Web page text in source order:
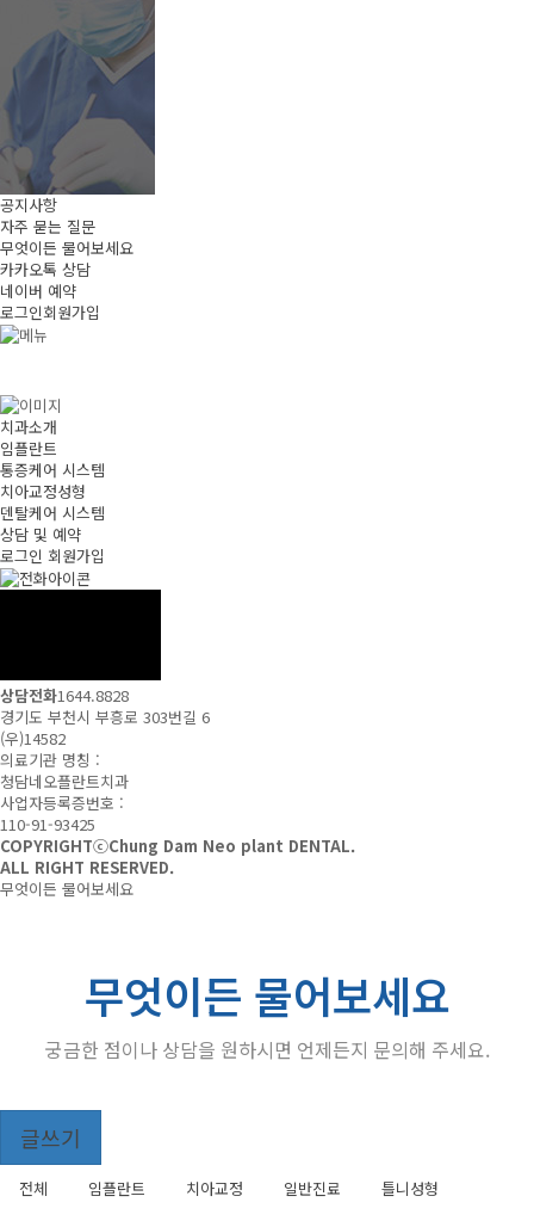
공지사항
자주 묻는 질문
무엇이든 물어보세요
카카오톡 상담
네이버 예약
로그인회원가입
치과소개
임플란트
통증케어 시스템
치아교정성형
덴탈케어 시스템
상담 및 예약
로그인 회원가입
상담전화1644.8828
경기도 부천시 부흥로 303번길 6
(우)14582
의료기관 명칭 :
청담네오플란트치과
사업자등록증번호 :
110-91-93425
COPYRIGHTⓒChung Dam Neo plant DENTAL.
ALL RIGHT RESERVED.
무엇이든 물어보세요
무엇이든 물어보세요
궁금한 점이나 상담을 원하시면 언제든지 문의해 주세요.
145
건
글쓰기
전체 임플란트 치아교정 일반진료 틀니성형